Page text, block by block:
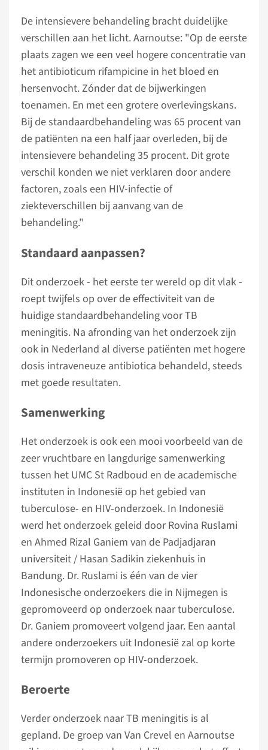
De intensievere behandeling bracht duidelijke
verschillen aan het licht. Aarnoutse: "Op de eerste
plaats zagen we een veel hogere concentratie van
het antibioticum rifampicine in het bloed en
hersenvocht. Zónder dat de bijwerkingen
toenamen. En met een grotere overlevingskans.
Bij de standaardbehandeling was 65 procent van
de patiënten na een half jaar overleden, bij de
intensievere behandeling 35 procent. Dit grote
verschil konden we niet verklaren door andere
factoren, zoals een HIV-infectie of
ziekteverschillen bij aanvang van de
behandeling."
Standaard aanpassen?
Dit onderzoek - het eerste ter wereld op dit vlak -
roept twijfels op over de effectiviteit van de
huidige standaardbehandeling voor TB
meningitis. Na afronding van het onderzoek zijn
ook in Nederland al diverse patiënten met hogere
dosis intraveneuze antibiotica behandeld, steeds
met goede resultaten.
Samenwerking
Het onderzoek is ook een mooi voorbeeld van de
zeer vruchtbare en langdurige samenwerking
tussen het UMC St Radboud en de academische
instituten in Indonesië op het gebied van
tuberculose- en HIV-onderzoek. In Indonesië
werd het onderzoek geleid door Rovina Ruslami
en Ahmed Rizal Ganiem van de Padjadjaran
universiteit / Hasan Sadikin ziekenhuis in
Bandung. Dr. Ruslami is één van de vier
Indonesische onderzoekers die in Nijmegen is
gepromoveerd op onderzoek naar tuberculose.
Dr. Ganiem promoveert volgend jaar. Een aantal
andere onderzoekers uit Indonesië zal op korte
termijn promoveren op HIV-onderzoek.
Beroerte
Verder onderzoek naar TB meningitis is al
gepland. De groep van Van Crevel en Aarnoutse